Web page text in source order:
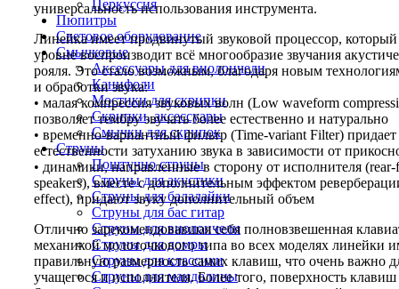
Перкуссия
Пюпитры
Световое оборудование
Смычковые
Аксессуары для виолончели
Канифоли
Мостики для скрипки
Скрипки, аксессуары
Смычки для скрипок
Струны
Поштучно струны
Струны для акустики
Струны для балалайки
Струны для бас гитар
Струны для виолончели
Струны для домры
Струны для классики
Струны для мандолины
универсальность использования инструмента.
Линейка имеет продвинутый звуковой процессор,
уровне воспроизводит всё многообразие звучания
рояля. Это стало возможным, благодаря новым
и обработки звука:
• малая компрессия звуковых волн (Low waveform
позволяет тембру звучать более естественно и натурально
• временно-вариантный фильтр (Time-variant Filter) придает
естественности затуханию звука в зависимости от
• динамики, направленные в сторону от исполнителя (rear-
speakers), вместе с дополнительным эффектом
effect), придают звуку дополнительный объем
Отлично зарекомендовавшая себя полновзвешенная
механикой молоточкового типа во всех моделях линейки
правильную размерность самих клавиш, что очень важно
учащегося и исполнителя. Более того, поверхность